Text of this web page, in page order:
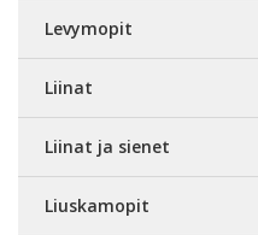
Levymopit
Liinat
Liinat ja sienet
Liuskamopit